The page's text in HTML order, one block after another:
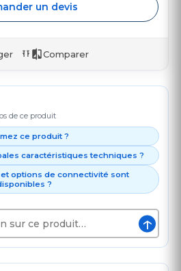
un devis
Comparer
de ce produit
ce produit ?
caractéristiques techniques ?
options de connectivité sont
?
↑